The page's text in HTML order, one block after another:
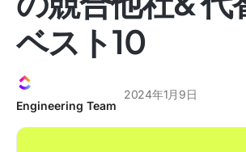
ベスト10
Engineering Team
2024年1月9日